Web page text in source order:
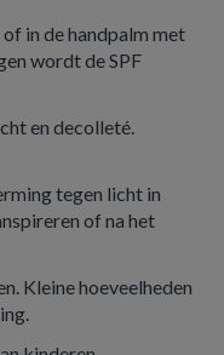
in de handpalm met
wordt de SPF
en decolleté.
tegen licht in
of na het
Kleine hoeveelheden